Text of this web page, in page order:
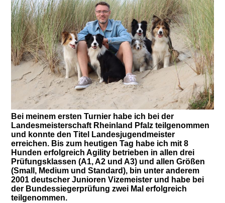
Bei meinem ersten Turnier habe ich bei der
Landesmeisterschaft Rheinland Pfalz teilgenommen
und konnte den Titel Landesjugendmeister
erreichen. Bis zum heutigen Tag habe ich mit 8
Hunden erfolgreich Agility betrieben in allen drei
Prüfungsklassen (A1, A2 und A3) und allen Größen
(Small, Medium und Standard), bin unter anderem
2001 deutscher Junioren Vizemeister und habe bei
der Bundessiegerprüfung zwei Mal erfolgreich
teilgenommen.